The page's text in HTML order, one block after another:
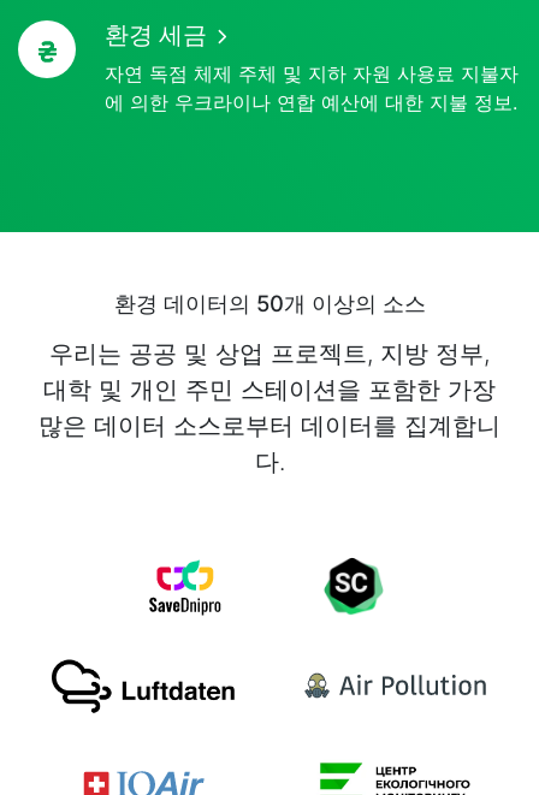
환경 세금
자연 독점 체제 주체 및 지하 자원 사용료 지불자
에 의한 우크라이나 연합 예산에 대한 지불 정보.
환경 데이터의 50개 이상의 소스
우리는 공공 및 상업 프로젝트, 지방 정부,
대학 및 개인 주민 스테이션을 포함한 가장
많은 데이터 소스로부터 데이터를 집계합니
다.